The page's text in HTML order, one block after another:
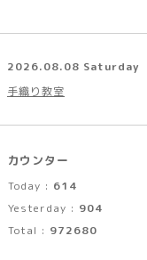
2026.08.08 Saturday
手織り教室
カウンター
Today : 614
Yesterday : 904
Total : 972680